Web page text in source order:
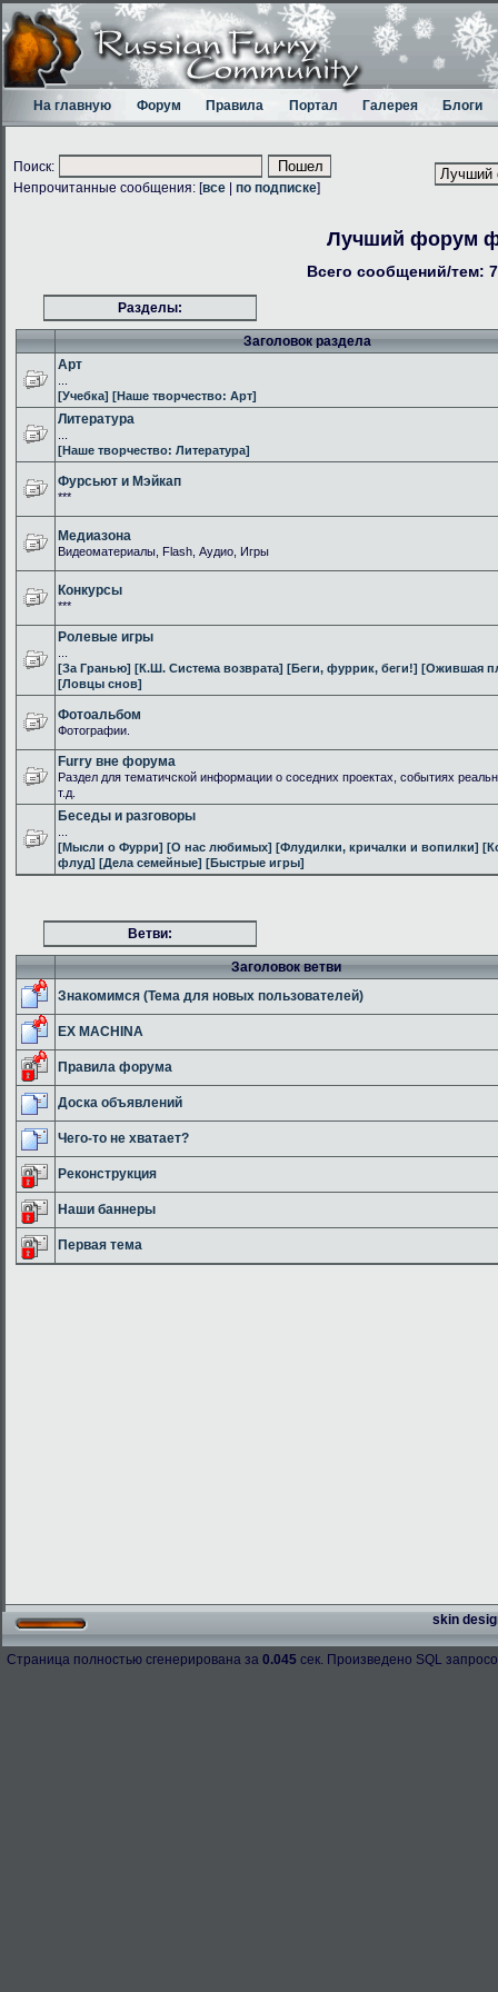
На главную Форум Правила Портал Галерея Блоги
Поиск:
Непрочитанные сообщения: [все по подписке]
Лучший форум
Всего сообщений/тем:
Разделы:
Заголовок раздела
Арт
[Учебка] [Наше творчество: Арт]
Литература
[Наше творчество: Литература]
Фурсьют и Мэйкап
***
Медиазона
Видеоматериалы, Flash, Аудио, Игры
Конкурсы
***
Ролевые игры
[За Гранью] [К.Ш. Система возврата] [Беги, фуррик, беги!] [Ожившая
[Ловцы снов]
Фотоальбом
Фотографии.
Furry вне форума
Раздел для тематичской информации о соседних проектах, событиях
т.д.
Беседы и разговоры
[Мысли о Фурри] [О нас любимых] [Флудилки, кричалки и вопилки]
флуд] [Дела семейные] [Быстрые игры]
Ветви:
Заголовок ветви
Знакомимся (Тема для новых пользователей)
EX MACHINA
Правила форума
Доска объявлений
Чего-то не хватает?
Реконструкция
Наши баннеры
Первая тема
skin
Страница полностью сгенерирована за 0.045 сек. Произведено SQL